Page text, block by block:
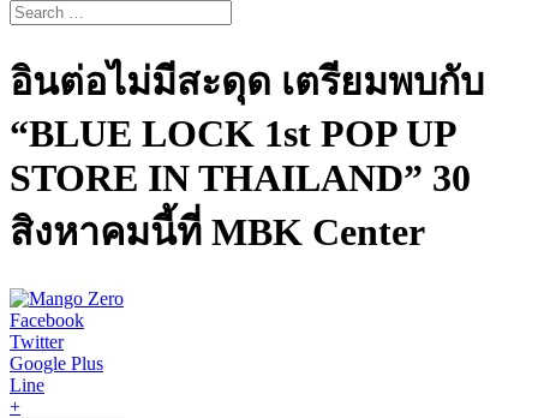
อินต่อไม่มีสะดุด เตรียมพบกับ
“BLUE LOCK 1st POP UP
STORE IN THAILAND” 30
สิงหาคมนี้ที่ MBK Center
Facebook
Twitter
Google Plus
Line
+